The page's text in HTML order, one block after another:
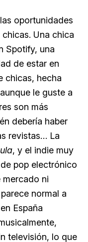
oportunidades
Una chica
Spotify, una
de estar en
chicas, hecha
le guste a
son más
debería haber
revistas… La
, y el indie muy
pop electrónico
mercado ni
normal a
España
televisión, lo que